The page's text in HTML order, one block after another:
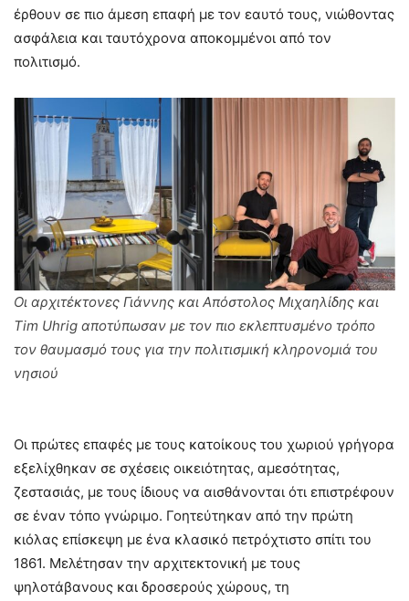
έρθουν σε πιο άμεση επαφή με τον εαυτό τους, νιώθοντας
ασφάλεια και ταυτόχρονα αποκομμένοι από τον
πολιτισμό.
Οι αρχιτέκτονες Γιάννης και Απόστολος Μιχαηλίδης και
Τim Uhrig αποτύπωσαν με τον πιο εκλεπτυσμένο τρόπο
τον θαυμασμό τους για την πολιτισμική κληρονομιά του
νησιού
Οι πρώτες επαφές με τους κατοίκους του χωριού γρήγορα
εξελίχθηκαν σε σχέσεις οικειότητας, αμεσότητας,
ζεστασιάς, με τους ίδιους να αισθάνονται ότι επιστρέφουν
σε έναν τόπο γνώριμο. Γοητεύτηκαν από την πρώτη
κιόλας επίσκεψη με ένα κλασικό πετρόχτιστο σπίτι του
1861. Μελέτησαν την αρχιτεκτονική με τους
ψηλοτάβανους και δροσερούς χώρους, τη